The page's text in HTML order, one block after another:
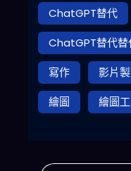
ChatGPT替代
ChatGPT替代替
寫作
影片
繪圖
繪圖